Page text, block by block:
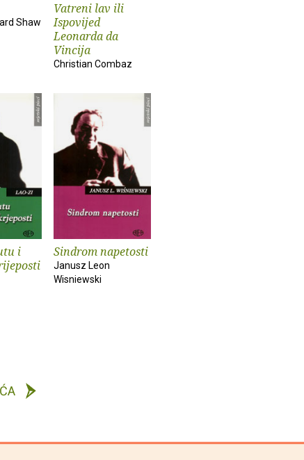
Shaw
Vatreni lav ili
Ispovijed
Leonarda da
Vincija
Christian Combaz
i
Sindrom napetosti
Janusz Leon
Wisniewski